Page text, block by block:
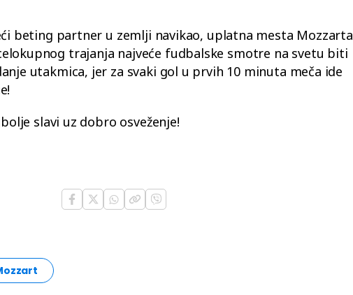
beting partner u zemlji navikao, uplatna mesta Mozzarta
trajanja najveće fudbalske smotre na svetu biti
utakmica, jer za svaki gol u prvih 10 minuta meča ide
slavi uz dobro osveženje!